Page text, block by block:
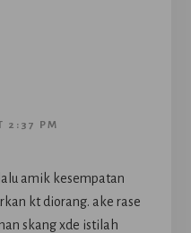
2:37 PM
amik kesempatan
kt diorang. ake rase
skang xde istilah